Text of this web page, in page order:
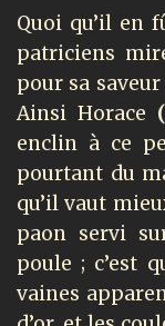
Quoi qu’il en
patriciens
pour sa
Ainsi Horace
enclin à ce
pourtant du
qu’il vaut
paon servi
poule ; c’est
vaines